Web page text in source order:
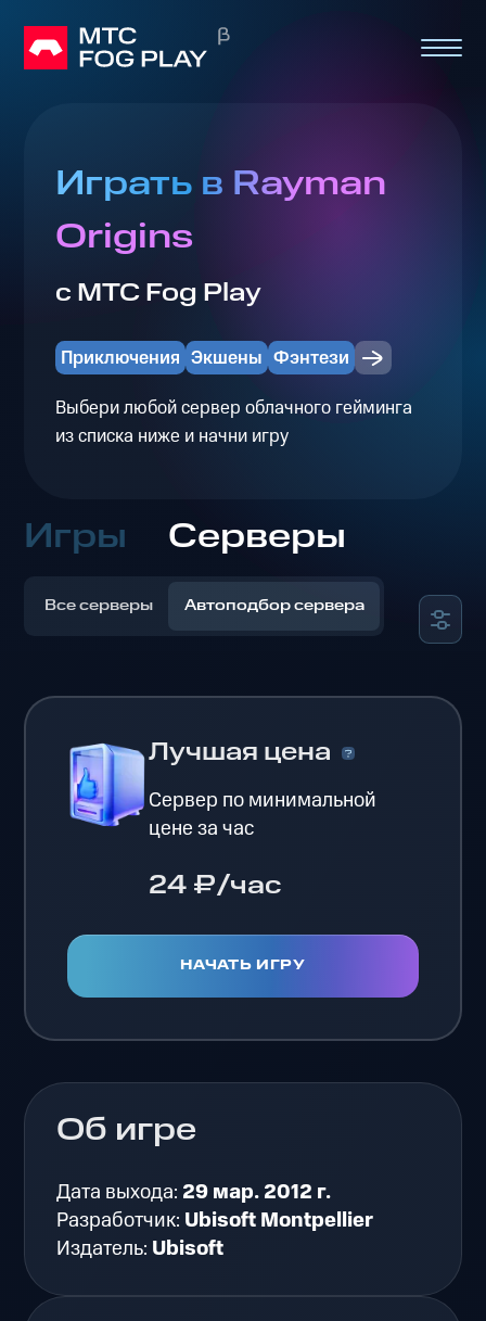
Играть в Rayman
Origins
с МТС Fog Play
Приключения Экшены Фэнтези
Выбери любой сервер облачного гейминга
из списка ниже и начни игру
Игры Серверы
Все серверы Автоподбор сервера
Лучшая цена
Сервер по минимальной
цене за час
24 ₽/час
НАЧАТЬ ИГРУ
Об игре
Дата выхода: 29 мар. 2012 г.
Разработчик: Ubisoft Montpellier
Издатель: Ubisoft